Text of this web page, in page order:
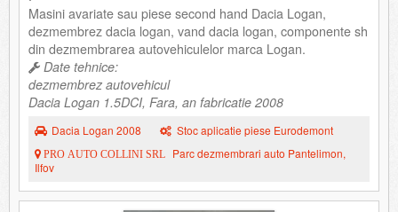
Masini avariate sau piese second hand Dacia Logan,
dezmembrez dacia logan, vand dacia logan, componente sh
din dezmembrarea autovehiculelor marca Logan.
Date tehnice:
dezmembrez autovehicul
Dacia Logan 1.5DCI, Fara, an fabricatie 2008
Dacia Logan 2008 Stoc aplicatie piese Eurodemont
PRO AUTO COLLINI SRL
Parc dezmembrari auto Pantelimon,
Ilfov